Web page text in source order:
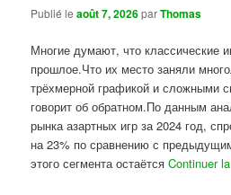
Publié leaoût 7, 2026parThomas
Многие думают, что классические
прошлое.Что их место заняли
трёхмерной графикой и сложными
говорит об обратном.По данным
рынка азартных игр за 2024 год,
на 23% по сравнению с
этого сегмента остаётсяContinuer